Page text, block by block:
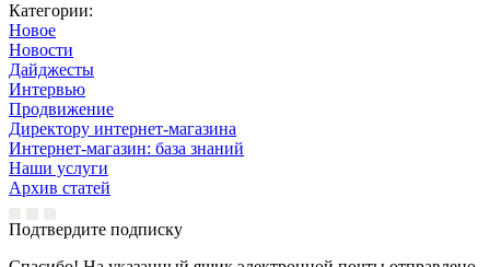
Категории:
Новое
Новости
Дайджесты
Интервью
Продвижение
Директору интернет-магазина
Интернет-магазин: база знаний
Наши услуги
Архив статей
Подтвердите подписку